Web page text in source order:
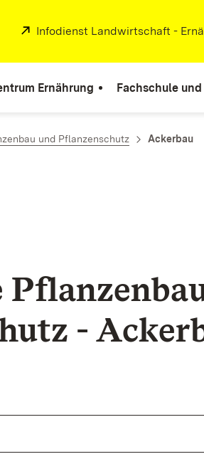
Extern:
Infodienst Landwirtschaft -
Ernährung Fachschule
und Pflanzenschutz Ackerbau
-